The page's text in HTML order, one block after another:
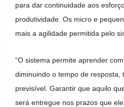
para dar continuidade aos
produtividade. Os micro e
mais a agilidade permitida pelo
“O sistema permite aprender
diminuindo o tempo de resposta,
previsível. Garantir que aquilo
será entregue nos prazos que